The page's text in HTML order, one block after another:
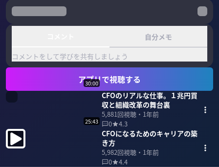
自分メモ
コメントをして学びを共有しましょう
アプリで視聴する
30:00
CFOのリアルな仕事。１兆円買
収と組織改革の舞台裏
5,881回視聴・ 1年前
0
4.3
25:43
CFOになるためのキャリアの築
き方
5,982回視聴・ 1年前
0
4.4